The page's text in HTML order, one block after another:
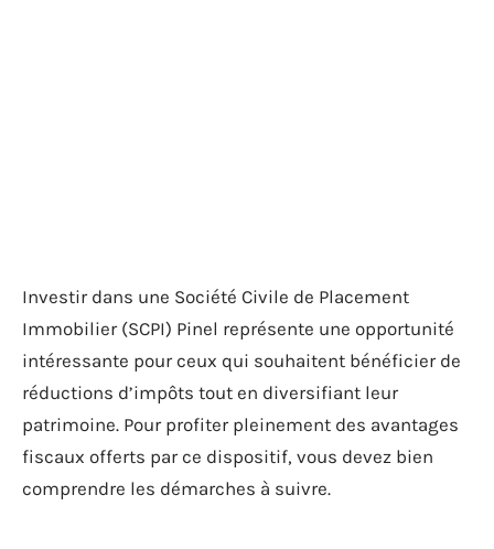
Investir dans une Société Civile de Placement
Immobilier (SCPI) Pinel représente une opportunité
intéressante pour ceux qui souhaitent bénéficier de
réductions d’impôts tout en diversifiant leur
patrimoine. Pour profiter pleinement des avantages
fiscaux offerts par ce dispositif, vous devez bien
comprendre les démarches à suivre.